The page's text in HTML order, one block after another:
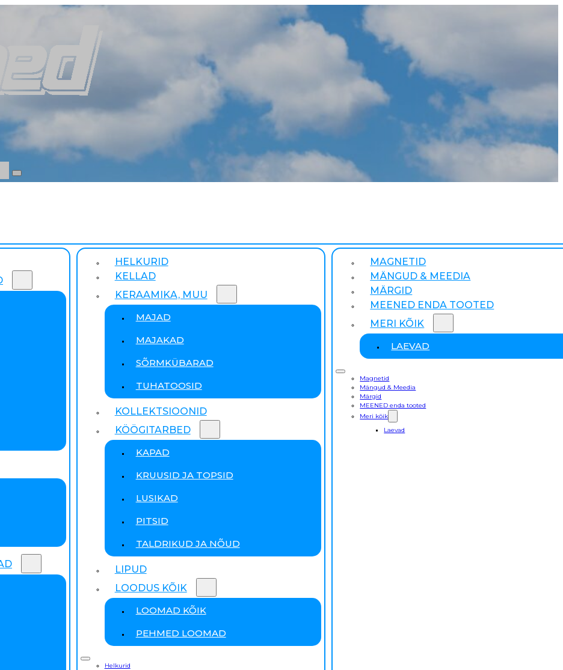
HELKURID
KELLAD
KERAAMIKA, MUU
MAJAD
MAJAKAD
SÕRMKÜBARAD
TUHATOOSID
KOLLEKTSIOONID
KÖÖGITARBED
KAPAD
KRUUSID JA TOPSID
LUSIKAD
PITSID
TALDRIKUD JA NÕUD
LIPUD
LOODUS KÕIK
LOOMAD KÕIK
PEHMED LOOMAD
Helkurid
MAGNETID
MÄNGUD & MEEDIA
MÄRGID
MEENED ENDA TOOTED
MERI KÕIK
LAEVAD
Magnetid
Mängud & Meedia
Märgid
MEENED enda tooted
Meri kõik
Laevad